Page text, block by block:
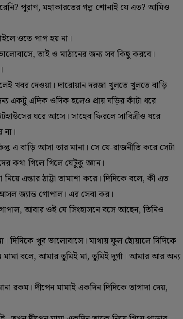
পুরাণ, মহাভারতের গল্প শোনাই যে এত? আমিও
ওতে পাপ হয় না।
তাই ও মাঠানের জন্য সব কিছু করবে।
খবর দেওয়া। দারোয়ান দরজা খুলতে খুলতে বাড়ি
একটু এদিক ওদিক হলেও প্রায় ঘড়ির কাঁটা ধরে
ঘরে আসে। সাহেব ফিরলে সাবিত্রীও ঘরে
না।
এ বাড়ি আসা তার মানা। সে যে-রাজনীতি করে সেটা
কথা গিলে গিলে যেটুকু জ্ঞান।
এন্তার ঠাট্টা তামাশা করে। দিদিকে বলে, কী এত
জ্যান্ত গোপাল। এর সেবা কর।
আবার ওই যে সিংহাসনে বসে আছেন, তিনিও
দিদিকে খুব ভালোবাসে। মাথায় ফুল ছোঁয়ালে দিদিকে
মামা বলে, আমার তুমিই মা, তুমিই দুর্গা। আমার আর অন্য
রকম। দীপেন মামাই একদিন দিদিকে তাগাদা দেয়,